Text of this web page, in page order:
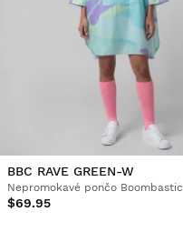
BBC RAVE GREEN-W
Nepromokavé pončo Boombastic
$69.95